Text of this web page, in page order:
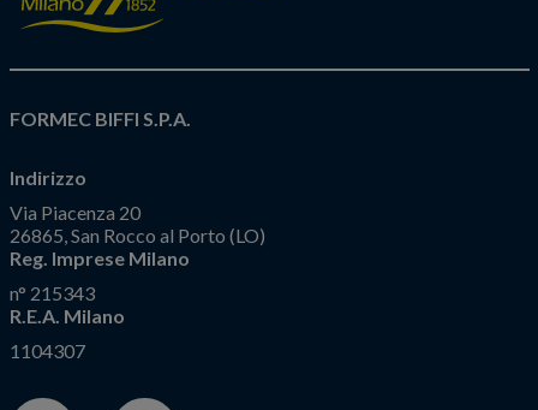
FORMEC BIFFI S.P.A.
Indirizzo
Via Piacenza 20
26865, San Rocco al Porto (LO)
Reg. Imprese Milano
n° 215343
R.E.A. Milano
1104307